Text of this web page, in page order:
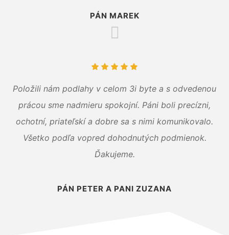
PÁN MAREK
Položili nám podlahy v celom 3i byte a s odvedenou
prácou sme nadmieru spokojní. Páni boli precízni,
ochotní, priateľskí a dobre sa s nimi komunikovalo.
Všetko podľa vopred dohodnutých podmienok.
Ďakujeme.
PÁN PETER A PANI ZUZANA